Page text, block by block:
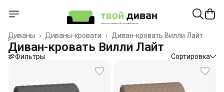
Диван-кровать Вилли Лайт
Диваны-кровати ›
Диваны
›
Главная
Диван-кровать Вилли Лайт
Фильтры Сортировка